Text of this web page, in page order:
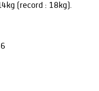
(record : 18kg).